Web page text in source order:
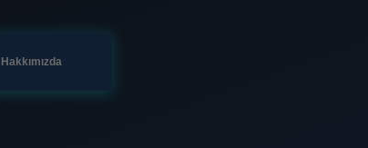
Hakkımızda